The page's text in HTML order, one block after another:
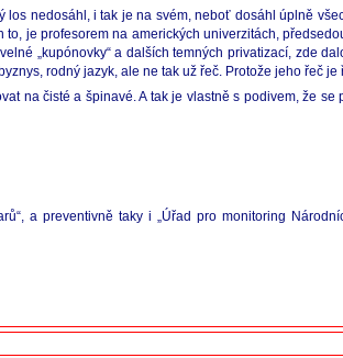
nedosáhl, i tak je na svém, neboť dosáhl úplně
je profesorem na amerických univerzitách,
„kupónovky“ a dalších temných privatizací, zde
rodný jazyk, ale ne tak už řeč. Protože jeho řeč
na čisté a špinavé. A tak je vlastně s podivem, že
a preventivně taky i „Úřad pro monitoring